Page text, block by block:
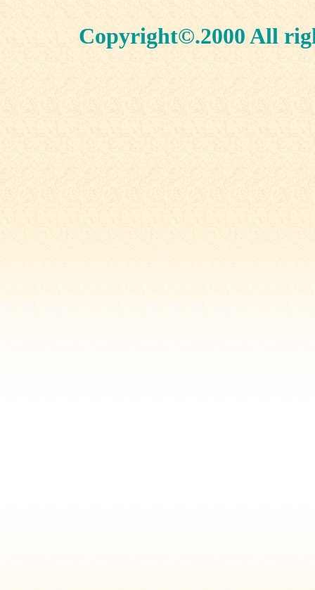
Copyright©.2000 All